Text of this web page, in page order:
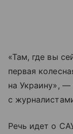
«Там, где вы
первая
на Украину», —
с
Речь идет о